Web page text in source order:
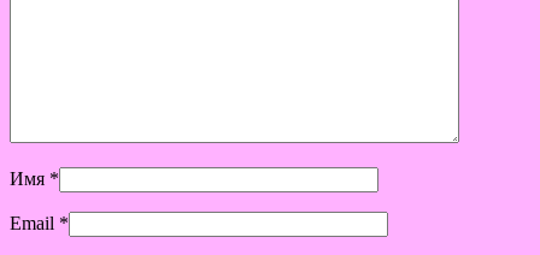
Имя *
Email *